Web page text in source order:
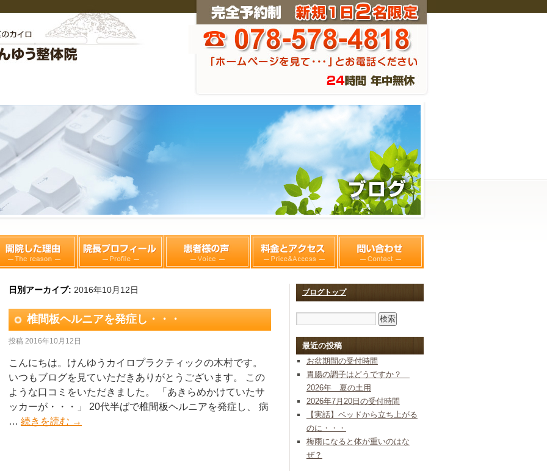
日別アーカイブ: 2016年10月12日
椎間板ヘルニアを発症し・・・
投稿 2016年10月12日
こんにちは。けんゆうカイロプラクティックの木村です。
いつもブログを見ていただきありがとうございます。 この
ような口コミをいただきました。 「あきらめかけていたサ
ッカーが・・・」 20代半ばで椎間板ヘルニアを発症し、 病
… 続きを読む →
ブログトップ
最近の投稿
お盆期間の受付時間
胃腸の調子はどうですか？
2026年 夏の土用
2026年7月20日の受付時間
【実話】ベッドから立ち上がる
のに・・・
梅雨になると体が重いのはな
ぜ？